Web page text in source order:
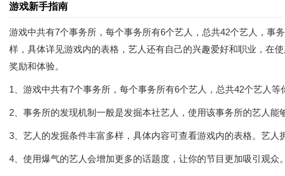
游戏新手指南
游戏中共有7个事务所，每个事务所有6个艺人，总共42个艺人，事
样，具体详见游戏内的表格，艺人还有自己的兴趣爱好和职业，在
奖励和体验。
1、游戏中共有7个事务所，每个事务所有6个艺人，总共42个艺人等
2、事务所的发现机制一般是发掘本社艺人，使用该事务所的艺人能
3、艺人的发掘条件丰富多样，具体内容可查看游戏内的表格。艺
4、使用爆气的艺人会增加更多的话题度，让你的节目更加吸引观众。